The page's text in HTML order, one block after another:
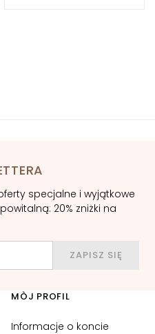
specjalne i wyjątkowe
20% zniżki na
ZAPISZ SIĘ
MÒJ PROFIL
Informacje o koncie